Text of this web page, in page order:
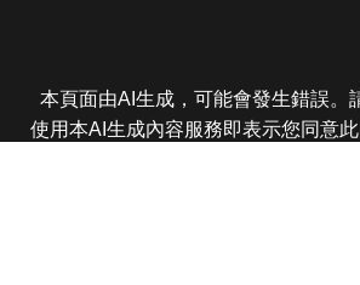
本頁面由AI生成，可能會發生錯誤。
使用本AI生成內容服務即表示您同意